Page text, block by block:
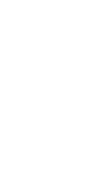
das Ostras e